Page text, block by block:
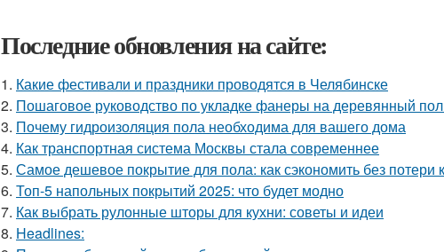
Последние обновления на сайте:
1. Какие фестивали и праздники проводятся в Челябинске
2. Пошаговое руководство по укладке фанеры на деревянный
3. Почему гидроизоляция пола необходима для вашего дома
4. Как транспортная система Москвы стала современнее
5. Самое дешевое покрытие для пола: как сэкономить без потери
6. Топ-5 напольных покрытий 2025: что будет модно
7. Как выбрать рулонные шторы для кухни: советы и идеи
8. Headlines: